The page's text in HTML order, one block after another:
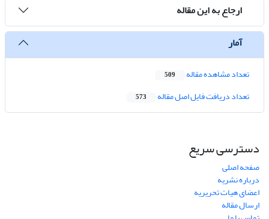
ارجاع به این مقاله
آمار
تعداد مشاهده مقاله 509
تعداد دریافت فایل اصل مقاله 573
دسترسی سریع
صفحه اصلی
درباره نشریه
اعضای هیات تحریریه
ارسال مقاله